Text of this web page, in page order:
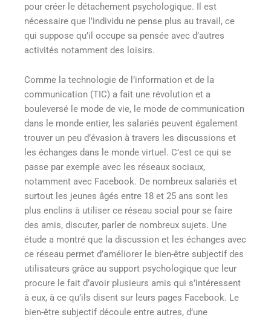
pour créer le détachement psychologique. Il est
nécessaire que l’individu ne pense plus au travail, ce
qui suppose qu’il occupe sa pensée avec d’autres
activités notamment des loisirs.
Comme la technologie de l’information et de la
communication (TIC) a fait une révolution et a
bouleversé le mode de vie, le mode de communication
dans le monde entier, les salariés peuvent également
trouver un peu d’évasion à travers les discussions et
les échanges dans le monde virtuel. C’est ce qui se
passe par exemple avec les réseaux sociaux,
notamment avec Facebook. De nombreux salariés et
surtout les jeunes âgés entre 18 et 25 ans sont les
plus enclins à utiliser ce réseau social pour se faire
des amis, discuter, parler de nombreux sujets. Une
étude a montré que la discussion et les échanges avec
ce réseau permet d’améliorer le bien-être subjectif des
utilisateurs grâce au support psychologique que leur
procure le fait d’avoir plusieurs amis qui s’intéressent
à eux, à ce qu’ils disent sur leurs pages Facebook. Le
bien-être subjectif découle entre autres, d’une